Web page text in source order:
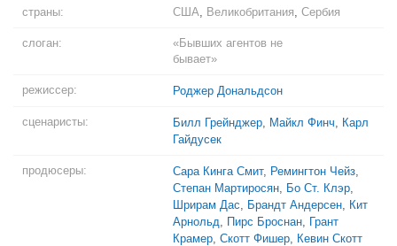
страны: США, Великобритания, Сербия
слоган:
«Бывших агентов не
бывает»
режиссер: Роджер Дональдсон
сценаристы: Билл Грейнджер, Майкл Финч, Карл
Гайдусек
продюсеры: Сара Кинга Смит, Ремингтон Чейз,
Степан Мартиросян, Бо Ст. Клэр,
Шрирам Дас, Брандт Андерсен, Кит
Арнольд, Пирс Броснан, Грант
Крамер, Скотт Фишер, Кевин Скотт